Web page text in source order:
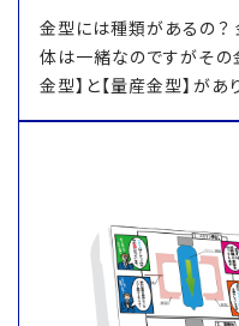
金型には種類があるの？
体は一緒なのですがその
金型】と【量産金型】が